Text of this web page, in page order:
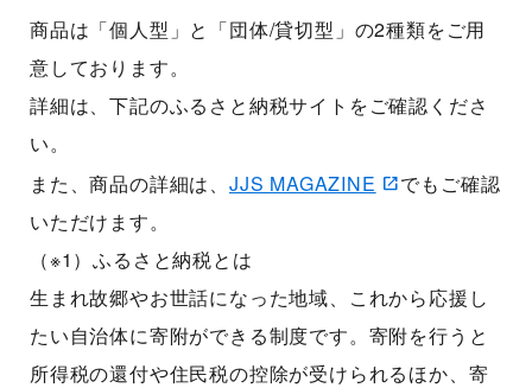
商品は「個人型」と「団体/貸切型」の2種類をご用
意しております。
詳細は、下記のふるさと納税サイトをご確認くださ
い。
また、商品の詳細は、 JJS MAGAZINE
でもご確認
いただけます。
（※1）ふるさと納税とは
生まれ故郷やお世話になった地域、これから応援し
たい自治体に寄附ができる制度です。寄附を行うと
所得税の還付や住民税の控除が受けられるほか、寄